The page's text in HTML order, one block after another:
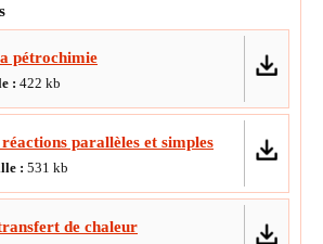
pétrochimie
: 422 kb
réactions parallèles et simples
: 531 kb
de chaleur